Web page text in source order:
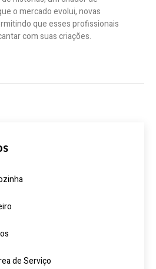
o mercado evolui, novas
que esses profissionais
com suas criações.
de Serviço